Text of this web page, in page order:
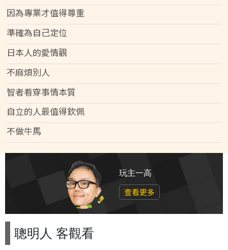
因為專業才值得尊重
準確為自己定位
日本人的愛情觀
不麻煩別人
智者看穿事情本質
自立的人最值得欽佩
不做牛馬
玩主一高
查看更多
聰明人 客觀看